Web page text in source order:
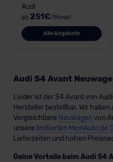
Audi
ab 251€/Monat
Alle Angebote
Audi S4 Avant
Leider ist der S4 Avant von
Hersteller bestellbar. Wir
Vergleichbare Neuwagenvon
unsere limitierten MeinAuto.de
Lieferzeiten und hohen
Deine Vorteile beim Audi S4